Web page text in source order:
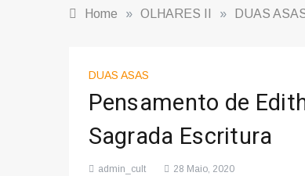
Home » OLHARES II » DUAS
DUAS ASAS
Pensamento de
Sagrada Escritura
admin_cult 28 Maio, 2020